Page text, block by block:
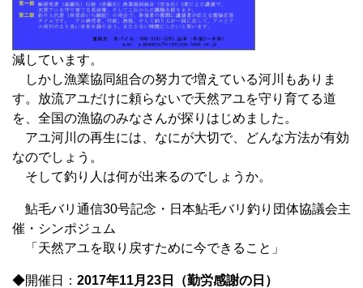
減しています。
しかし漁業協同組合の努力で増えている河川もありま
す。放流アユだけに頼らないで天然アユを守り育てる道
を、全国の漁協のみなさんが探りはじめました。
アユ河川の再生には、なにが大切で、どんな方法が有効
なのでしょう。
そして釣り人は何が出来るのでしょうか。
鮎毛バリ通信30号記念・日本鮎毛バリ釣り団体協議会主
催・シンポジュム
「天然アユを取り戻すために今できること」
◆開催日： 2017年11月23日（勤労感謝の日）